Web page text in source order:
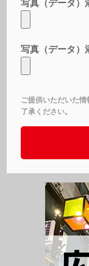
写真（データ）
写真（データ）
ご提供いただいた
了承ください。